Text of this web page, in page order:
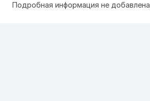
Подробная информация не добавлена